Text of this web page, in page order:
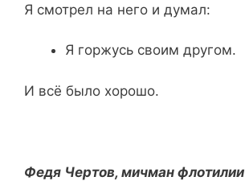
Я смотрел на него и думал:
Я горжусь своим другом.
И всё было хорошо.
Федя Чертов, мичман флотилии